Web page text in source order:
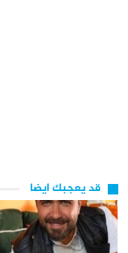
قد يعجبك ايضا